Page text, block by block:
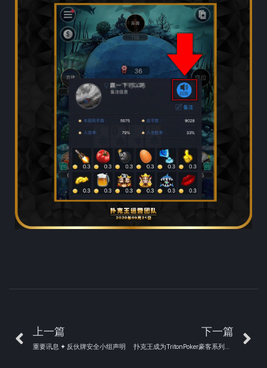
上一篇
重要讯息 ✦ 反伙牌安全小组声明
下一篇
扑克王成为TritonPoker豪客系列赛冠名赞助商